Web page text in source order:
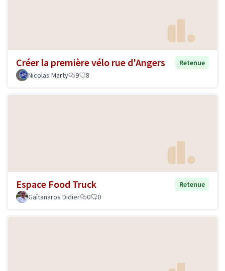
Créer la première vélo rue d'Angers
Retenue
Nicolas Marty
9 8
Espace Food Truck
Retenue
Gaïtanaros Didier
0 0